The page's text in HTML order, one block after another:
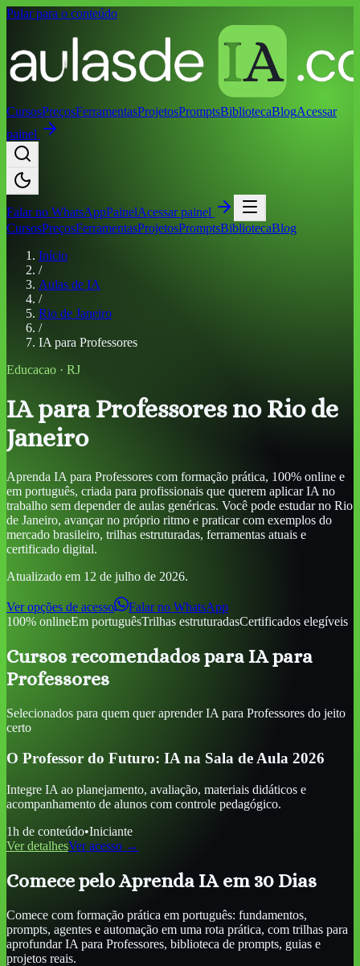
Pular para o conteúdo
CursosPreçosFerramentasProjetosPromptsBibliotecaBlogAcessar
painel
Falar no WhatsAppPainelAcessar painel
CursosPreçosFerramentasProjetosPromptsBibliotecaBlog
Início
/
Aulas de IA
/
Rio de Janeiro
/
IA para Professores
Educacao · RJ
IA para Professores no Rio de
Janeiro
Aprenda IA para Professores com formação prática, 100% online e
em português, criada para profissionais que querem aplicar IA no
trabalho sem depender de aulas genéricas. Você pode estudarno Rio
de Janeiro, avançar no próprio ritmo e praticar com exemplos do
mercado brasileiro, trilhas estruturadas, ferramentas atuais e
certificado digital.
Atualizado em 12 de julho de 2026.
Ver opções de acesso
Falar no WhatsApp
100% onlineEm portuguêsTrilhas estruturadasCertificados elegíveis
Cursos recomendados para IA para
Professores
Selecionados para quem quer aprenderIA para Professores do jeito
certo
O Professor do Futuro: IA na Sala de Aula 2026
Integre IA ao planejamento, avaliação, materiais didáticos e
acompanhamento de alunos com controle pedagógico.
1h de conteúdo•Iniciante
Ver detalhesVer acesso →
Comece pelo Aprenda IA em 30 Dias
Comece com formação prática em português: fundamentos,
prompts, agentes e automação em uma rota prática, com trilhas para
aprofundarIA para Professores, biblioteca de prompts, guias e
projetos reais.